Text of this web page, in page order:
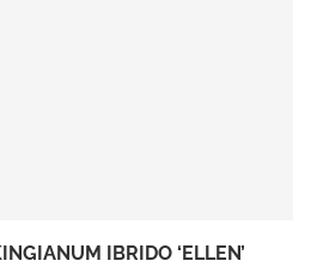
IBRIDO ‘ELLEN’